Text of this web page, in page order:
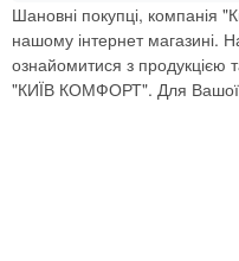
Шановні покупці, компанія
нашому інтернет магазині.
ознайомитися з продукцією
"КИЇВ КОМФОРТ". Для Вашої